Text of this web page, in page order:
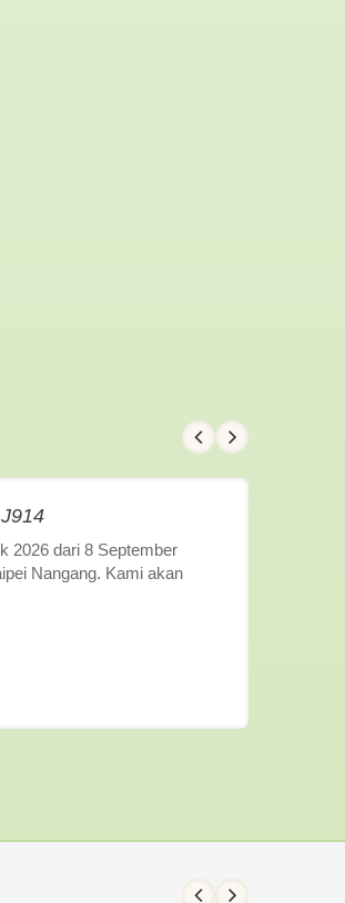
2026 dari 8 September
Nangang. Kami akan